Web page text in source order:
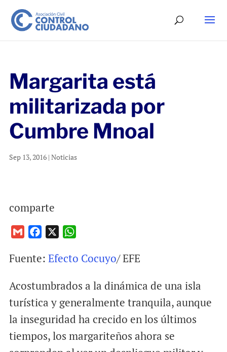
Margarita está
militarizada por
Cumbre Mnoal
Sep 13, 2016| Noticias
comparte
a
l
c
b
k
a
s
p
Fuente: Efecto Cocuyo/ EFE
Acostumbrados a la dinámica de una isla
turística y generalmente tranquila, aunque
la inseguridad ha crecido en los últimos
tiempos, los margariteños ahora se